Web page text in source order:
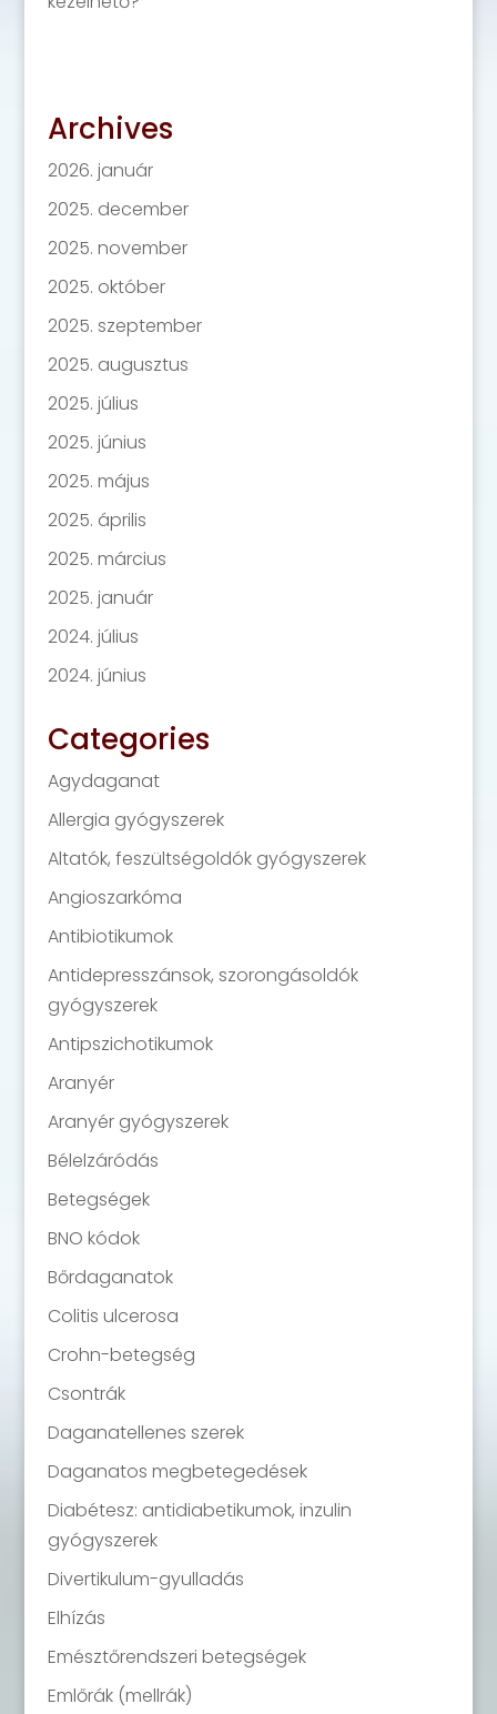
Archives
2026. január
2025. december
2025. november
2025. október
2025. szeptember
2025. augusztus
2025. július
2025. június
2025. május
2025. április
2025. március
2025. január
2024. július
2024. június
Categories
Agydaganat
Allergia gyógyszerek
Altatók, feszültségoldók gyógyszerek
Angioszarkóma
Antibiotikumok
Antidepresszánsok, szorongásoldók
gyógyszerek
Antipszichotikumok
Aranyér
Aranyér gyógyszerek
Bélelzáródás
Betegségek
BNO kódok
Bőrdaganatok
Colitis ulcerosa
Crohn-betegség
Csontrák
Daganatellenes szerek
Daganatos megbetegedések
Diabétesz: antidiabetikumok, inzulin
gyógyszerek
Divertikulum-gyulladás
Elhízás
Emésztőrendszeri betegségek
Emlőrák (mellrák)